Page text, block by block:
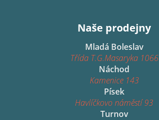
Naše prodejny
Mladá Boleslav
Třída T.G.Masaryka 1066
Náchod
Kamenice 143
Písek
Havlíčkovo náměstí 93
Turnov